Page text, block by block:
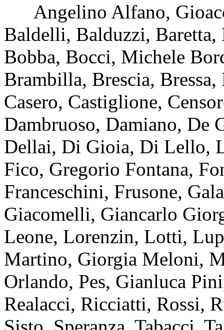
Angelino Alfano,
Baldelli, Balduzzi,
Bobba, Bocci, Michele
Brambilla, Brescia,
Casero, Castiglione,
Dambruoso, Damiano, De
Dellai, Di Gioia, Di Lello,
Fico, Gregorio Fontana,
Franceschini, Frusone,
Giacomelli, Giancarlo
Leone, Lorenzin, Lotti,
Martino, Giorgia Meloni,
Orlando, Pes, Gianluca
Realacci, Ricciatti, Rossi,